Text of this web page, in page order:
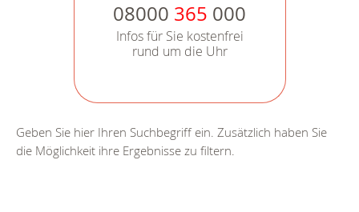
08000 365 000
Infos für Sie kostenfrei
rund um die Uhr
Geben Sie hier Ihren Suchbegriff ein. Zusätzlich haben Sie
die Möglichkeit ihre Ergebnisse zu filtern.